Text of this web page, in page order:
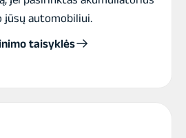
jūsų automobiliui.
taisyklės